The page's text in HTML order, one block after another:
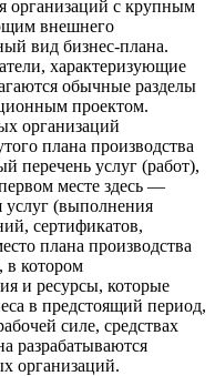
организаций с крупным
внешнего
вид бизнес-плана.
характеризующие
обычные разделы
проектом.
организаций
плана производства
перечень услуг (работ),
месте здесь —
услуг (выполнения
сертификатов,
плана производства
в котором
и ресурсы, которые
в предстоящий период,
силе, средствах
разрабатываются
организаций.